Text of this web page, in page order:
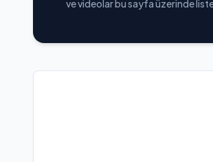
ve videolar bu sayfa üzerinde